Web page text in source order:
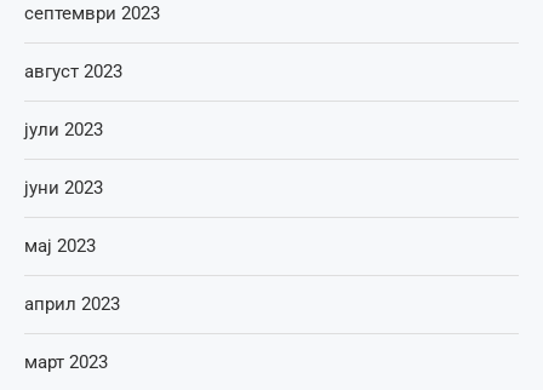
септември 2023
август 2023
јули 2023
јуни 2023
мај 2023
април 2023
март 2023